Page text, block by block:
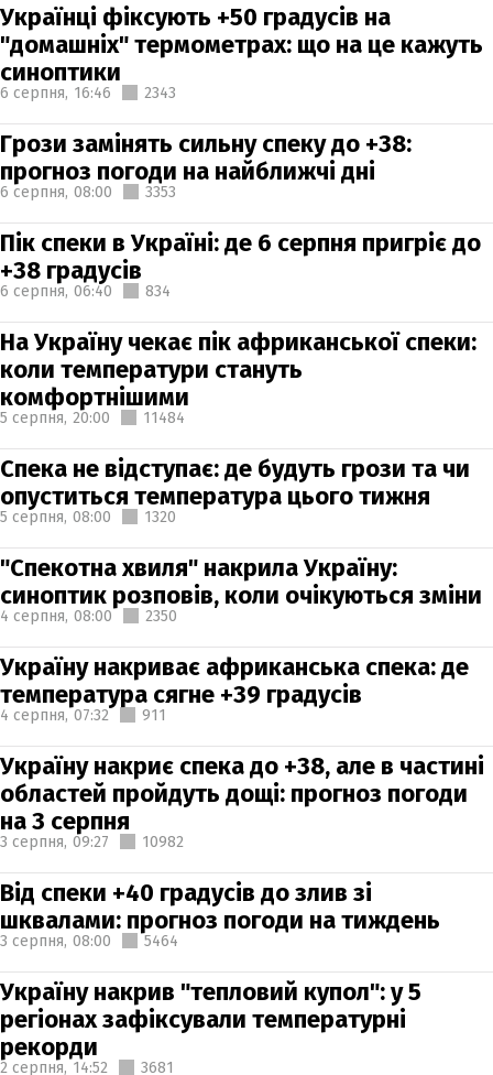
Українці фіксують +50 градусів на
"домашніх" термометрах: що на це кажуть
синоптики
6 серпня, 16:46 2343
Грози замінять сильну спеку до +38:
прогноз погоди на найближчі дні
6 серпня, 08:00 3353
Пік спеки в Україні: де 6 серпня пригріє до
+38 градусів
6 серпня, 06:40 834
На Україну чекає пік африканської спеки:
коли температури стануть
комфортнішими
5 серпня, 20:00 11484
Спека не відступає: де будуть грози та чи
опуститься температура цього тижня
5 серпня, 08:00 1320
"Спекотна хвиля" накрила Україну:
синоптик розповів, коли очікуються зміни
4 серпня, 08:00 2350
Україну накриває африканська спека: де
температура сягне +39 градусів
4 серпня, 07:32 911
Україну накриє спека до +38, але в частині
областей пройдуть дощі: прогноз погоди
на 3 серпня
3 серпня, 09:27 10982
Від спеки +40 градусів до злив зі
шквалами: прогноз погоди на тиждень
3 серпня, 08:00 5464
Україну накрив "тепловий купол": у 5
регіонах зафіксували температурні
рекорди
2 серпня, 14:52 3681